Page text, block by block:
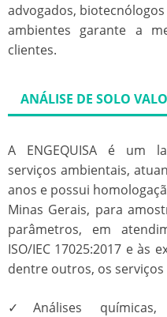
advogados,
ambientes garante a
clientes.
ANÁLISE DE SOLO
A ENGEQUISA é um
serviços ambientais,
anos e possui
Minas Gerais, para
parâmetros, em
ISO/IEC 17025:2017 e às
dentre outros, os
✓Análises químicas,